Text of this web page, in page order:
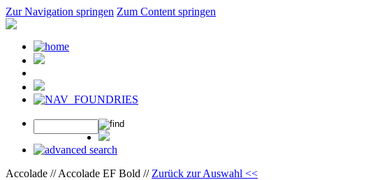
Zur Navigation springen Zum Content springen
Accolade // Accolade EF Bold // Zurück zur Auswahl <<